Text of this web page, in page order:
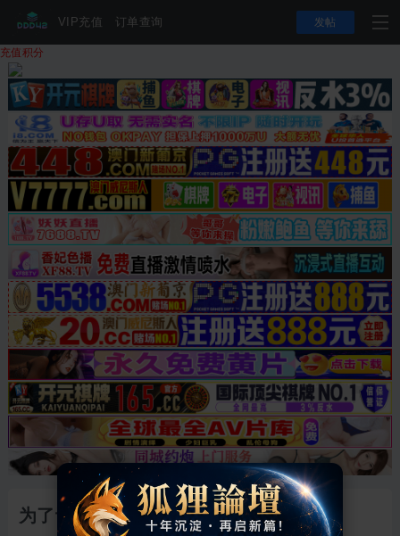
VIP充值 订单查询 发帖
充值积分
为了讨好老公和邻居学习sm 7